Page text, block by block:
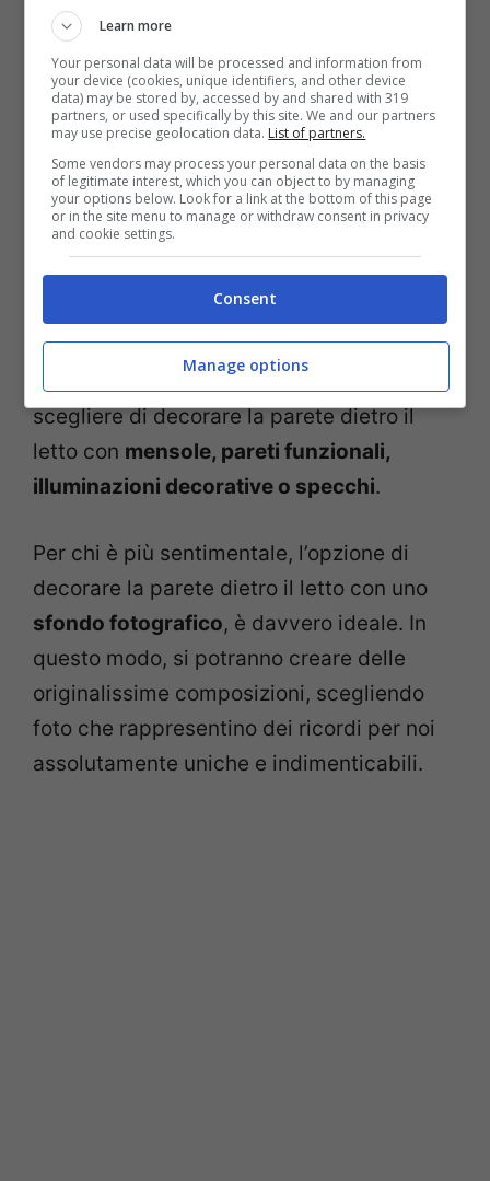
Per quanto riguarda la carta da parati, si
può optare per motivo, texture o design
interessanti, per dare un tocco di
personalità alla parete. Ci sono molte
opzioni disponibili, dalle stampe floreali
alle geometrie moderne e astratte.
Se si preferisce, piuttosto, ricreare un
effetto tridimensionale e si vuole associare
l’estetica alla funzionalità, allora si potrà
scegliere di decorare la parete dietro il
letto con mensole, pareti funzionali,
illuminazioni decorative o specchi.
Per chi è più sentimentale, l’opzione di
decorare la parete dietro il letto con uno
sfondo fotografico, è davvero ideale. In
questo modo, si potranno creare delle
originalissime composizioni, scegliendo
foto che rappresentino dei ricordi per noi
assolutamente uniche e indimenticabili.
Learn more
Your personal data will be processed and information from
your device (cookies, unique identifiers, and other device
data) may be stored by, accessed by and shared with 319
partners, or used specifically by this site. We and our partners
may use precise geolocation data. List of partners.
Some vendors may process your personal data on the basis
of legitimate interest, which you can object to by managing
your options below. Look for a link at the bottom of this page
or in the site menu to manage or withdraw consent in privacy
and cookie settings.
Consent
Manage options